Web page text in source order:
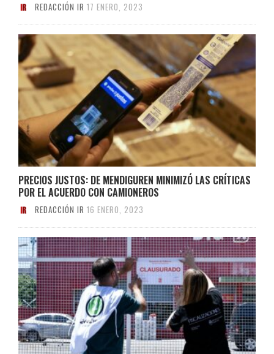
REDACCIÓN IR 17 ENERO, 2023
PRECIOS JUSTOS: DE MENDIGUREN MINIMIZÓ LAS CRÍTICAS
POR EL ACUERDO CON CAMIONEROS
REDACCIÓN IR 16 ENERO, 2023